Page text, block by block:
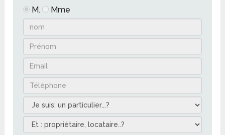
M. Mme